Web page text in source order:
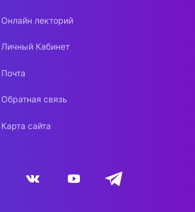
Онлайн лекторий
Личный Кабинет
Почта
Обратная связь
Карта сайта